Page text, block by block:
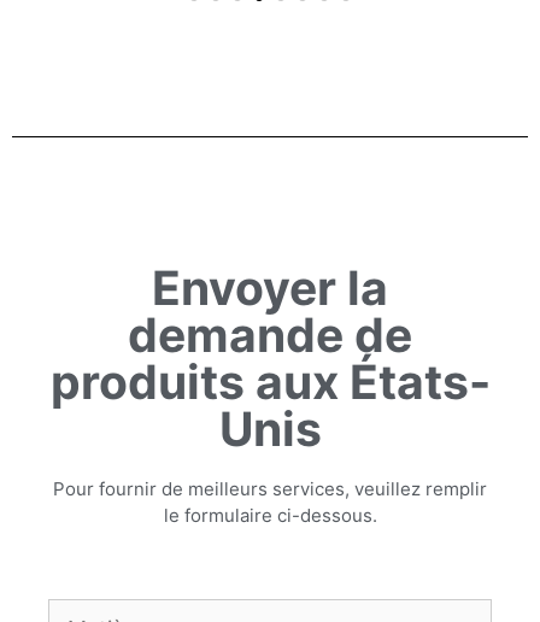
Envoyer la
demande de
produits aux États-
Unis
Pour fournir de meilleurs services, veuillez remplir
le formulaire ci-dessous.